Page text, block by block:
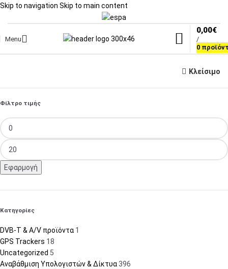
Skip to navigation Skip to main content
Menu
0
/
0,00€
Κλείσιμο
Φίλτρο τιμής
Εφαρμογή
Κατηγορίες
DVB-T & A/V προϊόντα 1
GPS Trackers 18
Uncategorized 5
Αναβάθμιση Υπολογιστών & Δίκτυα 396